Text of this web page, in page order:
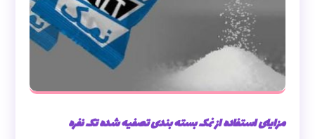
مزایای استفاده از نمک بسته بندی تصفیه شده تک نفره